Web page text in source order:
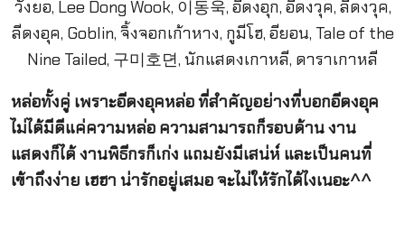
หล่อทั้งคู่ เพราะอีดงอุคหล่อ ที่สำคัญอย่างที่บอกอีดงอุค
ไม่ได้มีดีแค่ความหล่อ ความสามารถก็รอบด้าน งาน
แสดงก็ได้ งานพิธีกรก็เก่ง แถมยังมีเสน่ห์ และเป็นคนที่
เข้าถึงง่าย เฮฮา น่ารักอยู่เสมอ จะไม่ให้รักได้ไงเนอะ^^